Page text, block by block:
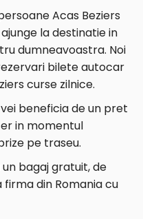
Acas Beziers
la destinatie in
dumneavoastra. Noi
bilete autocar
curse zilnice.
beneficia de un pret
in momentul
pe traseu.
bagaj gratuit, de
firma din Romania cu